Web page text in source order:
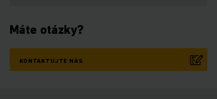
Máte otázky?
KONTAKTUJTE NÁS